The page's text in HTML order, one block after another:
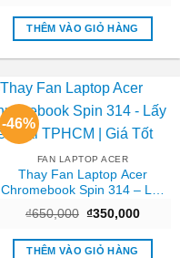
là:
₫600,000.
tại
THÊM VÀO GIỎ HÀNG
-46%
FAN LAPTOP ACER
Thay Fan Laptop Acer
Chromebook Spin 314 – Lấy
₫650,000 Giá
là:
₫650,000.
₫350,000Giá
tại
THÊM VÀO GIỎ HÀNG